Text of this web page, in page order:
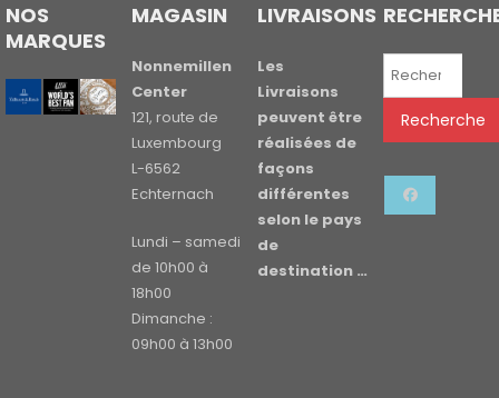
NOS
MARQUES
MAGASIN
Nonnemillen
Center
121, route de
Luxembourg
L-6562
Echternach
Lundi – samedi
de 10h00 à
18h00
Dimanche :
09h00 à 13h00
LIVRAISONS
Les
Livraisons
peuvent être
réalisées de
façons
différentes
selon le pays
de
destination …
Recherche
Recherche